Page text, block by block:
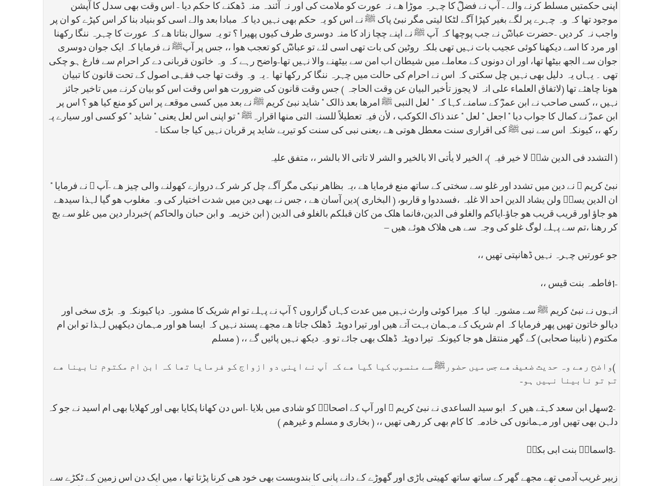
اپنی حکمتیں مسلط کرنے والے - آپ نے فضلؓ کا چہرہ موڑا ھے نہ عورت کو ملامت کی اور نہ آئندہ منہ ڈھکنے کا حکم دیا - اس وقت بھی سدل کا آپشن
موجود تھا کہ وہ چہرے پر لگے بغیر کپڑا آگے لٹکا لیتی مگر نبئ پاک ﷺ نے اس کو یہ حکم بھی نہیں دیا کہ مبادا بعد والے اسی کو بنیاد بنا کر اس کپڑے کو ان پر
واجب نہ کر دیں -حضرت عباسؓ نے جب پوچھا کہ آپ ﷺ نے اپنے چچا زاد کا منہ دوسری طرف کیوں پھیرا ؟ تو یہ سوال بتاتا ھے کہ عورت کا چہرہ ننگا رکھنا
اور مرد کا اسے دیکھنا کوئی عجیب بات نہیں تھی بلکہ روٹین کی بات تھی اسی لئے تو عباسؓ کو تعجب ھوا ،، جس پر آپﷺ نے فرمایا کہ ایک جوان دوسری
جوان سے الجھ بیٹھا تھا، اور ان دونوں کے معاملے میں شیطان اب امن سے بیٹھنے والا نہیں تھا-واضح رہے کہ وہ خاتون قربانی دے کر احرام سے فارغ ہو چکی
تھی ۔ يہاں یہ دلیل بھی نہیں چل سکتی کہ اس نے احرام کی حالت میں چہرہ ننگا کر رکھا تھا ۔یہ وہ وقت تھا جب فقہی اصول کے تحت قانون کا تبیان
ھونا چاھئے تھا (لاتفاق العلماء علی انہ لا یجوز تأخیر البیان عن وقت الحاجہ ) جس وقت قانون کی ضرورت ھو اس وقت اس کو بیان کرنے میں تاخیر جائز
نہیں ،، کسی صاحب نے ابن عمرؓ کے سامنے کہا کہ " لعل النبی ﷺ امرھا بعد ذالک " شاید نبئ کریم ﷺ نے بعد میں کسی موقعے پر اس کو منع کیا ھو ؟ اس پر
ابن عمرؓ نے کمال کا جواب دیا " اجعل " لعل " عند ذاک الکوکب ، لأن فیہ تعطیلاً للسنۃ التی منھا اقرارہﷺ " تو اپنی اس لعل یعنی " شاید " کو کسی اور سیارے پہ
رکھ ،، کیونکہ اس سے نبی ﷺ کی اقراری سنت معطل ھوتی ھے ،یعنی نبی کی سنت کو تیریے شاید پر قربان نہیں کیا جا سکتا -
( التشدد فی الدین شرۤ لا خیر فیہ )، الخیر لا یأتی الا بالخیر و الشر لا تاتی الا بالشر ،، متفق علیہ
نبئ کریم ﷺ نے دین میں تشدد اور غلو سے سختی کے ساتھ منع فرمایا ھے ،یہ بظاھر نیکی مگر آگے چل کر شر کے دروازے کھولنے والی چیز ھے -آپ ﷺ نے فرمایا "
ان الدین یسرۤ ولن یشاد الدین احد الا غلبہ ،فسددوا و قاربو، ( البخاری )دین آسان ھے ، جس نے بھی دین میں شدت اختیار کی وہ مغلوب ھو گیا لہذا سیدھے
ھو جاؤ اور قریب قریب ھو جاؤ-ایاکم والغلو فی الدین،فانما ھلک من کان قبلکم بالغلو فی الدین ( ابن خزیمہ و ابن حبان والحاکم )خبردار دین میں غلو سے بچ
کر رھنا ،تم سے پہلے لوگ غلو کی وجہ سے ھی ھلاک ھوئے ھیں –
جو عورتیں چہرہ نہیں ڈھانپتی تھیں ،،
1-فاطمہ بنت قیس ،،
انہوں نے نبئ کریم ﷺ سے مشورہ لیا کہ میرا کوئی وارث نہیں میں عدت کہاں گزاروں ؟ آپ نے پہلے تو ام شریک کا مشورہ دیا کیونکہ وہ بڑی سخی اور
دیالو خاتون تھیں پھر فرمایا کہ ام شریک کے مہمان بہت آتے ھیں اور تیرا دوپٹہ ڈھلک جاتا ھے مجھے پسند نہیں کہ ایسا ھو اور مہمان دیکھیں لہذا تو ابن ام
مکتوم ( نابینا صحابی) کے گھر منتقل ھو جا کیونکہ تیرا دوپٹہ ڈھلک بھی جائے تو وہ دیکھ نہیں پائیں گے ،، ( مسلم
(واضح رھے وہ حدیث ضعیف ھے جس میں حضورﷺ سے منسوب کیا گیا ھے کہ آپ نے اپنی دو ازواج کو فرمایا تھا کہ ابن ام مکتوم نابینا ھے
تم تو نابینا نہیں ہو-
2-سھل ابن سعد کہتے ھیں کہ ابو سید الساعدی نے نبئ کریم ﷺ اور آپ کے اصحابؓ کو شادی میں بلایا -اس دن کھانا پکایا بھی اور کھلایا بھی ام اسید نے جو کہ
دلہن بھی تھیں اور مہمانوں کی خادمہ کا کام بھی کر رھی تھیں ،، ( بخاری و مسلم و غیرھم )
3-اسماءؓ بنت ابی بکرؓ
زبیر غریب آدمی تھے مجھے گھر کے ساتھ ساتھ کھیتی باڑی اور گھوڑے کے دانے پانی کا بندوبست بھی خود ھی کرنا پڑتا تھا ، میں ایک دن اس زمین کے ٹکڑے سے